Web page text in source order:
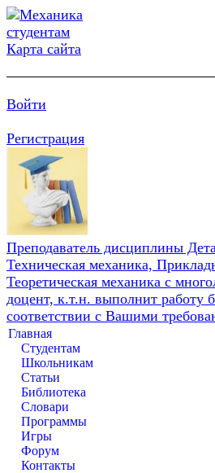
Карта сайта
Войти
Регистрация
Преподаватель дисциплины
Техническая механика,
Теоретическая механика с
доцент, к.т.н. выполнит работу
соответствии с Вашими
Главная
Студентам
Школьникам
Статьи
Библиотека
Словари
Программы
Игры
Форум
Контакты